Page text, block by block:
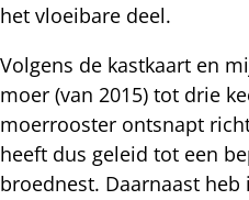
het vloeibare deel.
Volgens de kastkaart en
moer (van 2015) tot drie
moerrooster ontsnapt
heeft dus geleid tot een
broednest. Daarnaast